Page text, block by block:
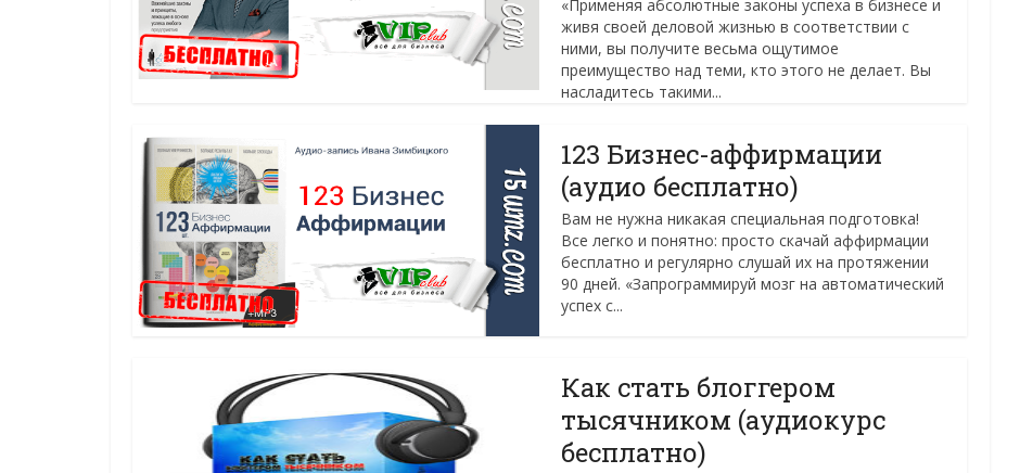
«Применяя абсолютные законы успеха в бизнесе и
живя своей деловой жизнью в соответствии с
ними, вы получите весьма ощутимое
преимущество над теми, кто этого не делает. Вы
насладитесь такими...
123 Бизнес-аффирмации
(аудио бесплатно)
Вам не нужна никакая специальная подготовка!
Все легко и понятно: просто скачай аффирмации
бесплатно и регулярно cлушай их на протяжении
90 дней. «Запрограммируй мозг на автоматический
успех с...
Как стать блоггером
тысячником (аудиокурс
бесплатно)